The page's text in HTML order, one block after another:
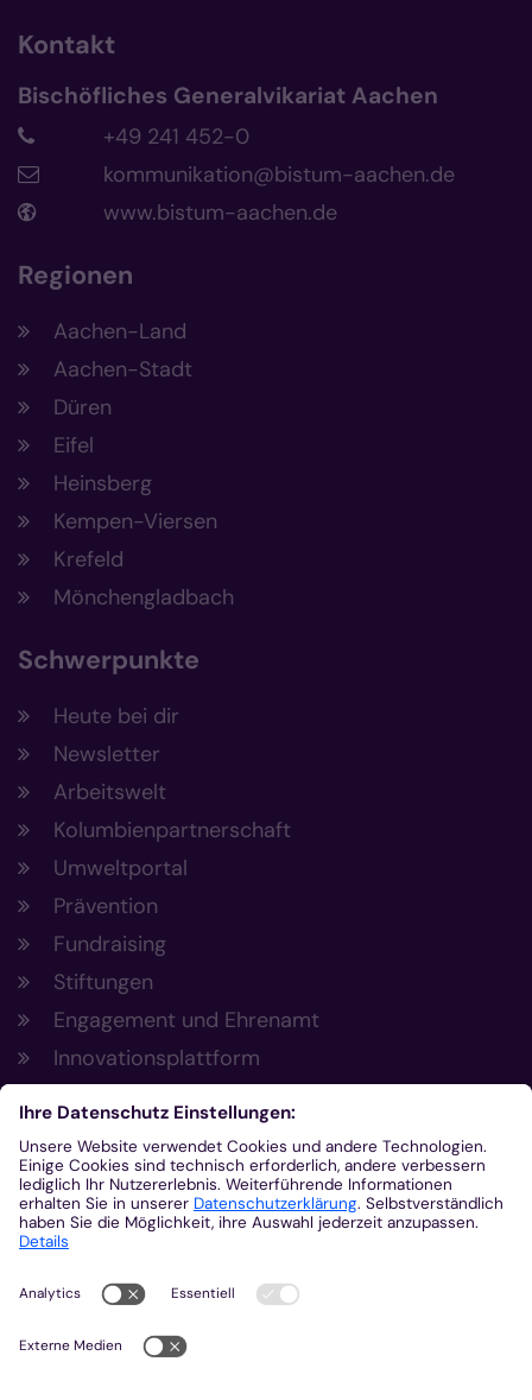
Kontakt
Bischöfliches Generalvikariat Aachen
+49 241 452-0
kommunikation@bistum-aachen.de
www.bistum-aachen.de
Regionen
Aachen-Land
Aachen-Stadt
Düren
Eifel
Heinsberg
Kempen-Viersen
Krefeld
Mönchengladbach
Schwerpunkte
Heute bei dir
Newsletter
Arbeitswelt
Kolumbienpartnerschaft
Umweltportal
Prävention
Fundraising
Stiftungen
Engagement und Ehrenamt
Innovationsplattform
Aus der Plattform
Nachrichten
Veranstaltungen
Gottesdienste
Stellenangebote
Kirchenzeitung
Amtsblatt (Kirchlicher Anzeiger)